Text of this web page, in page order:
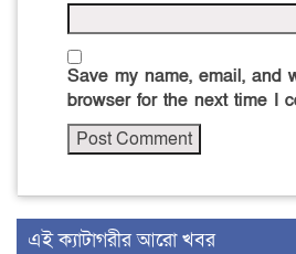
Save my name, email, and
browser for the next time I
এই ক্যাটাগরীর আরো খবর